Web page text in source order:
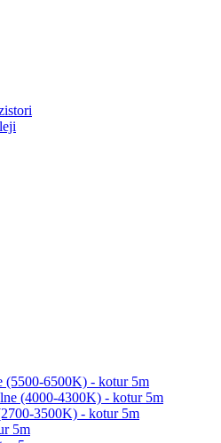
(5500-6500K) - kotur 5m
(4000-4300K) - kotur 5m
3500K) - kotur 5m
5m